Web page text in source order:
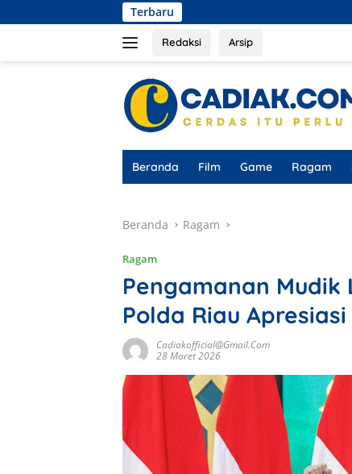
ke
Terbaru Ketua KUD Tunas
Redaksi Arsip
Beranda Film Game Ragam
Beranda Ragam
Ragam
Pengamanan
Polda Riau
Cadiakofficial@gmail.com
28 Maret 2026